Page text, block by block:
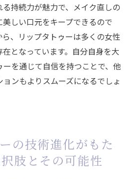
持続力が魅力で、メイク直しの
しい口元をキープできるので
、リップタトゥーは多くの女性
となっています。自分自身を大
を通じて自信を持つことで、他
ンもよりスムーズになるでしょ
の技術進化がもた
肢とその可能性